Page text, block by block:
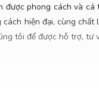
phong cách và
cách hiện đại, cùng
tôi để được hỗ trợ,